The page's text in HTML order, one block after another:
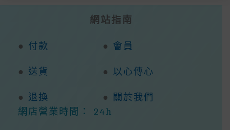
網站指南
● 付款 ● 會員
● 送貨 ● 以心傳心
● 退換 ●
關於我們
網店營業時間： 24h